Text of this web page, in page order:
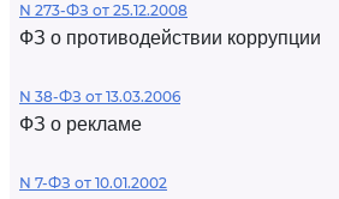
N 273-ФЗ от 25.12.2008
ФЗ о противодействии коррупции
N 38-ФЗ от 13.03.2006
ФЗ о рекламе
N 7-ФЗ от 10.01.2002